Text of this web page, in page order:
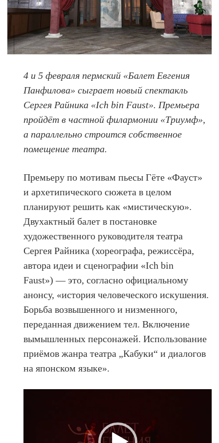
4 и 5 февраля пермский «Балет Евгения
Панфилова» сыграет новый спектакль
Сергея Райника «Ich bin Faust». Премьера
пройдёт в частной филармонии «Триумф»,
а параллельно строится собственное
помещение театра.
Премьеру по мотивам пьесы Гёте «Фауст»
и архетипического сюжета в целом
планируют решить как «мистическую».
Двухактный балет в постановке
художественного руководителя театра
Сергея Райника (хореографа, режиссёра,
автора идеи и сценографии «Ich bin
Faust») — это, согласно официальному
анонсу, «история человеческого искушения.
Борьба возвышенного и низменного,
переданная движением тел. Включение
вымышленных персонажей. Использование
приёмов жанра театра „Кабуки“ и диалогов
на японском языке».